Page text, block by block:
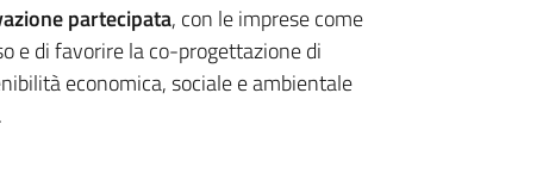
partecipata, con le imprese come
e di favorire la co-progettazione di
economica, sociale e ambientale